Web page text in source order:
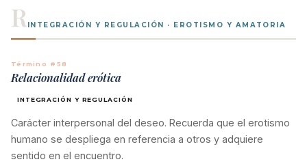
RINTEGRACIÓN Y REGULACIÓN · EROTISMO Y AMATORIA
Término #58
Relacionalidad erótica
INTEGRACIÓN Y REGULACIÓN
Carácter interpersonal del deseo. Recuerda que el erotismo
humano se despliega en referencia a otros y adquiere
sentido en el encuentro.